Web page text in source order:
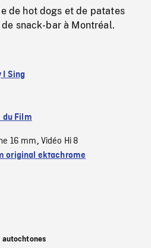
de hot dogs et de patates
snack-bar à Montréal.
I Sing
du Film
16 mm, Vidéo Hi 8
original ektachrome
autochtones